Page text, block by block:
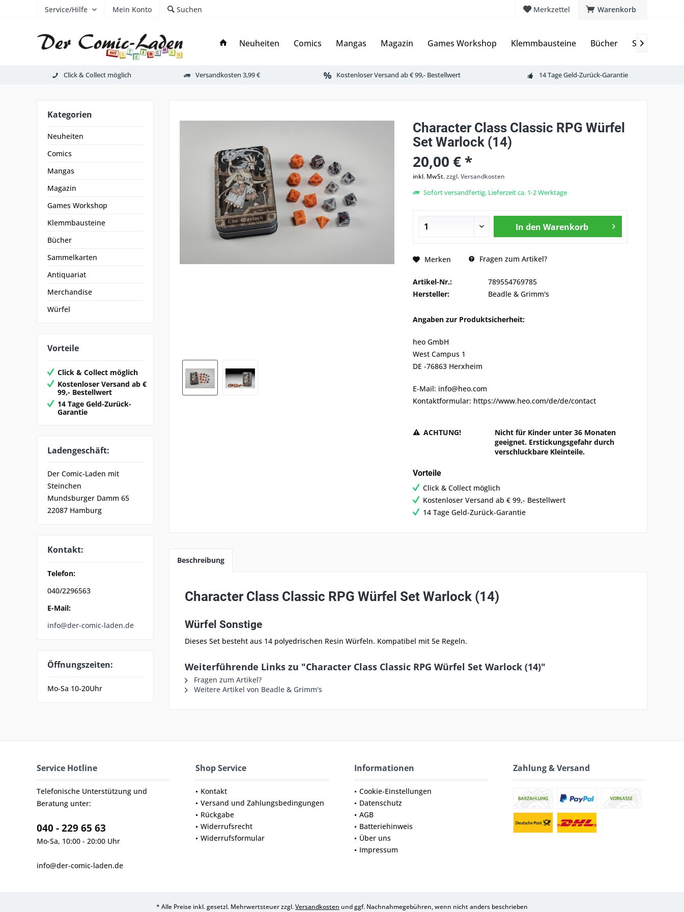
Warenkorb
Merkzettel
Service/Hilfe Mein Konto Suchen
Neuheiten Comics Mangas Magazin Games Workshop Klemmbausteine Bücher 
Click & Collect möglich Versandkosten 3,99 € Kostenloser Versand ab € 99,- Bestellwert 14 Tage Geld-Zurück-Garantie
Kategorien
Neuheiten
Comics
Mangas
Magazin
Games Workshop
Klemmbausteine
Bücher
Sammelkarten
Antiquariat
Merchandise
Würfel
Vorteile
Click & Collect möglich
Kostenloser Versand ab €
99,- Bestellwert
14 Tage Geld-Zurück-
Garantie
Ladengeschäft:
Der Comic-Laden mit
Steinchen
Mundsburger Damm 65
22087 Hamburg
Kontakt:
Telefon:
040/2296563
E-Mail:
info@der-comic-laden.de
Öffnungszeiten:
Mo-Sa 10-20Uhr
Character Class Classic RPG Würfel
Set Warlock (14)
20,00 € *
inkl. MwSt.zzgl. Versandkosten
Sofort versandfertig, Lieferzeit ca. 1-2 Werktage
In den Warenkorb
Merken Fragen zum Artikel?
Artikel-Nr.:
789554769785
Hersteller:
Beadle & Grimm's
Angaben zur Produktsicherheit:
heo GmbH
West Campus 1
DE -76863 Herxheim
E-Mail: info@heo.com
Kontaktformular: https://www.heo.com/de/de/contact
ACHTUNG!
Nicht für Kinder unter 36 Monaten
geeignet. Erstickungsgefahr durch
verschluckbare Kleinteile.
Vorteile
Click & Collect möglich
Kostenloser Versand ab € 99,- Bestellwert
14 Tage Geld-Zurück-Garantie
Beschreibung
Character Class Classic RPG Würfel Set Warlock (14)
Würfel Sonstige
Dieses Set besteht aus 14 polyedrischen Resin Würfeln. Kompatibel mit 5e Regeln.
Weiterführende Links zu "Character Class Classic RPG Würfel Set Warlock (14)"
Fragen zum Artikel?
Weitere Artikel von Beadle & Grimm's
Service Hotline
Telefonische Unterstützung und
Beratung unter:
040 - 229 65 63
Mo-Sa, 10:00 - 20:00 Uhr
info@der-comic-laden.de
Shop Service
Kontakt
Versand und Zahlungsbedingungen
Rückgabe
Widerrufsrecht
Widerrufsformular
Informationen
Cookie-Einstellungen
Datenschutz
AGB
Batteriehinweis
Über uns
Impressum
Zahlung & Versand
* Alle Preise inkl. gesetzl. Mehrwertsteuer zzgl.Versandkosten und ggf. Nachnahmegebühren, wenn nicht anders beschrieben